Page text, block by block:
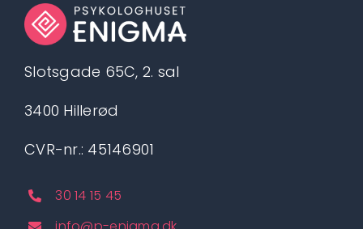
Slotsgade 65C, 2. sal
3400 Hillerød
CVR-nr.: 45146901
30 14 15 45